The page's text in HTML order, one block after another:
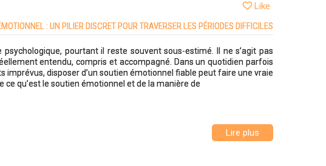
Like
: UN PILIER DISCRET POUR TRAVERSER LES PÉRIODES DIFFICILES
pourtant il reste souvent sous-estimé. Il ne s’agit pas
entendu, compris et accompagné. Dans un quotidien parfois
disposer d’un soutien émotionnel fiable peut faire une vraie
qu’est le soutien émotionnel et de la manière de
Lire plus